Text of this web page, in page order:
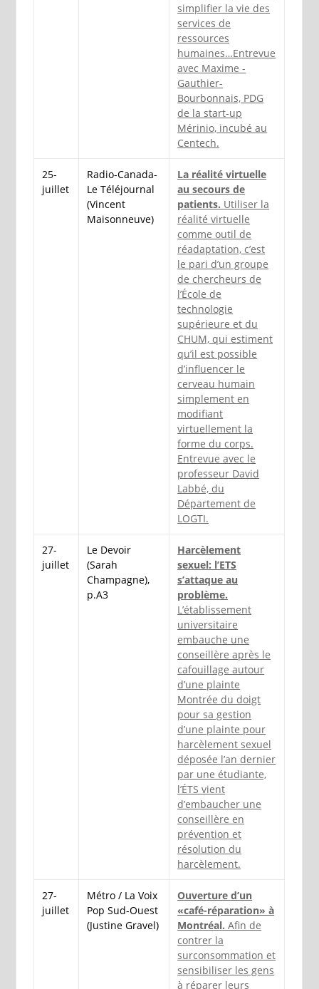
simplifier la vie des
services de
ressources
humaines…Entrevue
avec Maxime ­
Gauthier-
Bourbonnais, PDG
de la start-up
Mérinio, incubé au
Centech.
25-
juillet
Radio-Canada-
Le Téléjournal
(Vincent
Maisonneuve)
La réalité virtuelle
au secours de
patients. Utiliser la
réalité virtuelle
comme outil de
réadaptation, c’est
le pari d’un groupe
de chercheurs de
l’École de
technologie
supérieure et du
CHUM, qui estiment
qu’il est possible
d’influencer le
cerveau humain
simplement en
modifiant
virtuellement la
forme du corps.
Entrevue avec le
professeur David
Labbé, du
Département de
LOGTI.
27-
juillet
Le Devoir
(Sarah
Champagne),
p.A3
Harcèlement
sexuel: l’ETS
s’attaque au
problème.
L’établissement
universitaire
embauche une
conseillère après le
cafouillage autour
d’une plainte
Montrée du doigt
pour sa gestion
d’une plainte pour
harcèlement sexuel
déposée l’an dernier
par une étudiante,
l’ÉTS vient
d’embaucher une
conseillère en
prévention et
résolution du
harcèlement.
27-
juillet
Métro / La Voix
Pop Sud-Ouest
(Justine Gravel)
Ouverture d’un
«café-réparation» à
Montréal.Afin de
contrer la
surconsommation et
sensibiliser les gens
à réparer leurs